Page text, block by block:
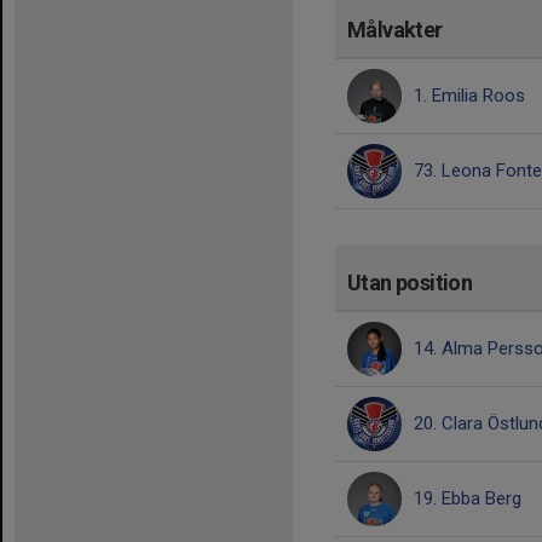
Målvakter
1. Emilia Roos
73. Leona Fonte
Utan position
14. Alma
20. Clara
19. Ebba Berg